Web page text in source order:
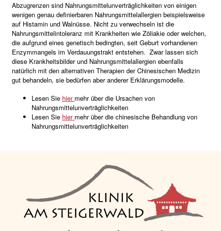
Abzugrenzen sind Nahrungsmittelunverträglichkeiten von einigen
wenigen genau definierbaren Nahrungsmittelallergien beispielsweise
auf Histamin und Walnüsse. Nicht zu verwechseln ist die
Nahrungsmittelintoleranz mit Krankheiten wie Zöliakie oder welchen,
die aufgrund eines genetisch bedingten, seit Geburt vorhandenen
Enzymmangels im Verdauungstrakt entstehen. Zwar lassen sich
diese Krankheitsbilder und Nahrungsmittelallergien ebenfalls
natürlich mit den alternativen Therapien der Chinesischen Medizin
gut behandeln, sie bedürfen aber anderer Erklärungsmodelle.
Lesen Sie hier mehr über die Ursachen von
Nahrungsmittelunverträglichkeiten
Lesen Sie hier mehr über die chinesische Behandlung von
Nahrungsmittelunverträglichkeiten